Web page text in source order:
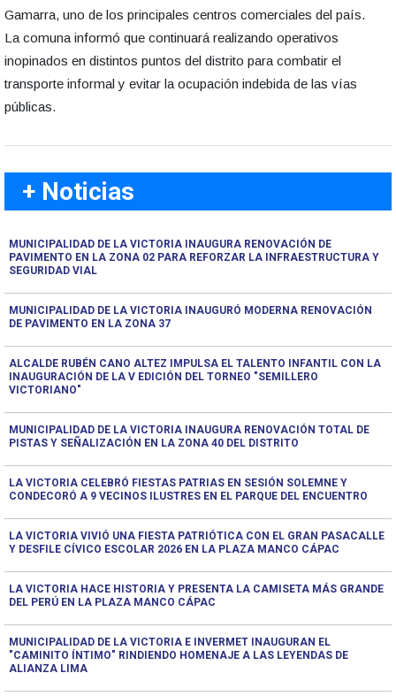
Gamarra, uno de los principales centros comerciales del país.
La comuna informó que continuará realizando operativos
inopinados en distintos puntos del distrito para combatir el
transporte informal y evitar la ocupación indebida de las vías
públicas.
+ Noticias
MUNICIPALIDAD DE LA VICTORIA INAUGURA RENOVACIÓN DE
PAVIMENTO EN LA ZONA 02 PARA REFORZAR LA INFRAESTRUCTURA Y
SEGURIDAD VIAL
MUNICIPALIDAD DE LA VICTORIA INAUGURÓ MODERNA RENOVACIÓN
DE PAVIMENTO EN LA ZONA 37
ALCALDE RUBÉN CANO ALTEZ IMPULSA EL TALENTO INFANTIL CON LA
INAUGURACIÓN DE LA V EDICIÓN DEL TORNEO "SEMILLERO
VICTORIANO"
MUNICIPALIDAD DE LA VICTORIA INAUGURA RENOVACIÓN TOTAL DE
PISTAS Y SEÑALIZACIÓN EN LA ZONA 40 DEL DISTRITO
LA VICTORIA CELEBRÓ FIESTAS PATRIAS EN SESIÓN SOLEMNE Y
CONDECORÓ A 9 VECINOS ILUSTRES EN EL PARQUE DEL ENCUENTRO
LA VICTORIA VIVIÓ UNA FIESTA PATRIÓTICA CON EL GRAN PASACALLE
Y DESFILE CÍVICO ESCOLAR 2026 EN LA PLAZA MANCO CÁPAC
LA VICTORIA HACE HISTORIA Y PRESENTA LA CAMISETA MÁS GRANDE
DEL PERÚ EN LA PLAZA MANCO CÁPAC
MUNICIPALIDAD DE LA VICTORIA E INVERMET INAUGURAN EL
"CAMINITO ÍNTIMO" RINDIENDO HOMENAJE A LAS LEYENDAS DE
ALIANZA LIMA